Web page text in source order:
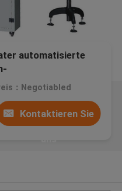
automatisierte
：Negotiabled
Kontaktieren Sie